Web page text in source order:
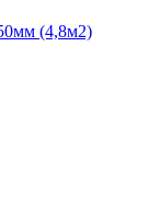
(4,8м2)